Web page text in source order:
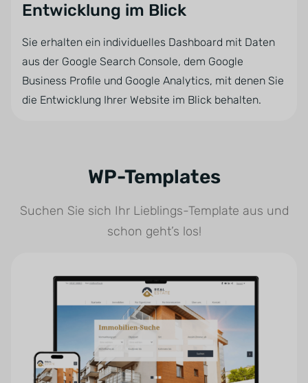
Entwicklung im Blick
Sie erhalten ein individuelles Dashboard mit Daten
aus der Google Search Console, dem Google
Business Profile und Google Analytics, mit denen Sie
die Entwicklung Ihrer Website im Blick behalten.
WP-Templates
Suchen Sie sich Ihr Lieblings-Template aus und
schon geht’s los!